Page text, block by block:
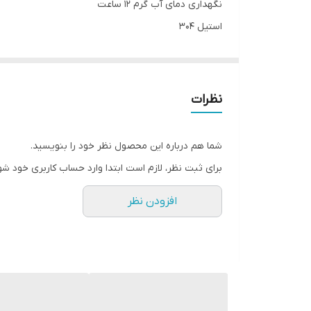
نگهداری دمای آب گرم 12 ساعت
استیل 304
نظرات
شما هم درباره این محصول نظر خود را بنویسید.
برای ثبت نظر، لازم است ابتدا وارد حساب کاربری خود
افزودن نظر